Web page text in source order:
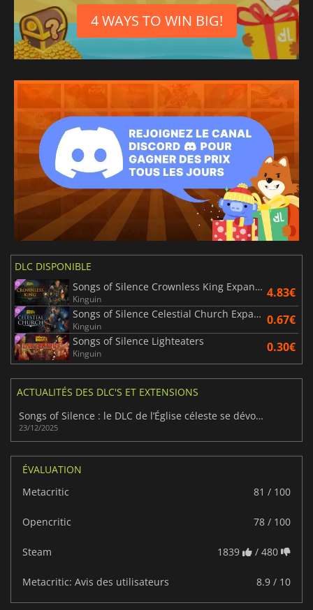
Polonais
Ukrainien
4 WAYS TO WIN BIG!
DLC DISPONIBLE
Songs of Silence Crownless King Expansion
Kinguin 4.83€
Songs of Silence Celestial Church Expansion
Kinguin 0.67€
Songs of Silence Lighteaters
Kinguin 0.30€
ACTUALITÉS DES DLC'S ET EXTENSIONS
Songs of Silence : le DLC de l’Église céleste se dévoile
23/12/2025
ÉVALUATION
Metacritic
81 / 100
Opencritic 78 / 100
Steam 1839 / 480
Metacritic: Avis des utilisateurs 8.9 / 10